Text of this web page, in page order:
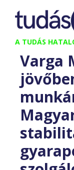
Kilépés
tartalomba
A TUDÁS
Varga